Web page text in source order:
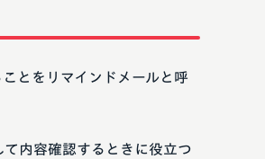
とをリマインドメールと呼
内容確認するときに役立つ